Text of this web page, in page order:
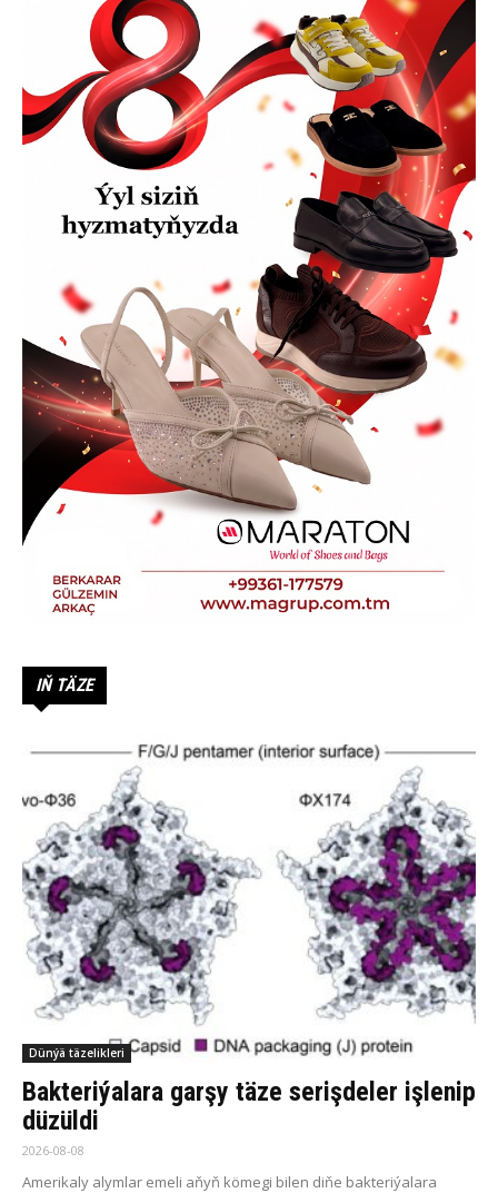
IŇ TÄZE
Dünýä täzelikleri
Bakteriýalara garşy täze serişdeler işlenip
düzüldi
2026-08-08
Amerikaly alymlar emeli aňyň kömegi bilen diňe bakteriýalara